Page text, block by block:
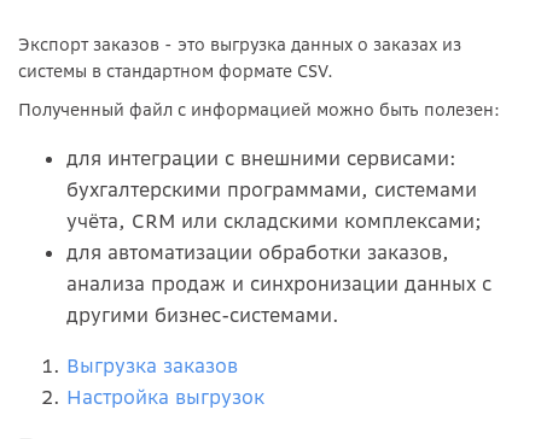
Экспорт заказов - это выгрузка данных о заказах из
системы в стандартном формате CSV.
Полученный файл с информацией можно быть полезен:
для интеграции с внешними сервисами:
бухгалтерскими программами, системами
учёта, CRM или складскими комплексами;
для автоматизации обработки заказов,
анализа продаж и синхронизации данных с
другими бизнес-системами.
Выгрузка заказов
Настройка выгрузок